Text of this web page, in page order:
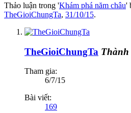
Thảo luận trong 'Khám phá năm châu'
TheGioiChungTa, 31/10/15.
TheGioiChungTa Thành
Tham gia:
6/7/15
Bài viết:
169